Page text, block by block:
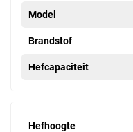
Model
Brandstof
Hefcapaciteit
Hefhoogte